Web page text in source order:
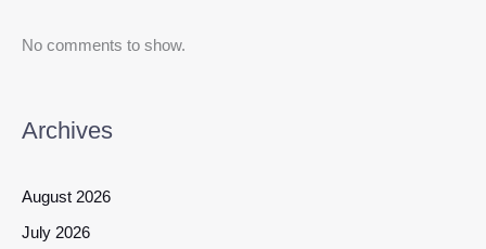
No comments to show.
Archives
August 2026
July 2026